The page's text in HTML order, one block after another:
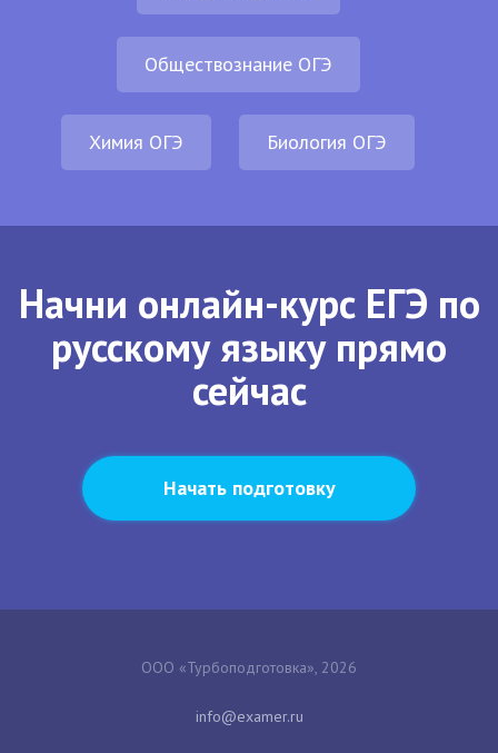
Обществознание ОГЭ
Химия ОГЭ Биология ОГЭ
Начни онлайн-курс ЕГЭ по
русскому языку прямо
сейчас
Начать подготовку
ООО «Турбоподготовка», 2026